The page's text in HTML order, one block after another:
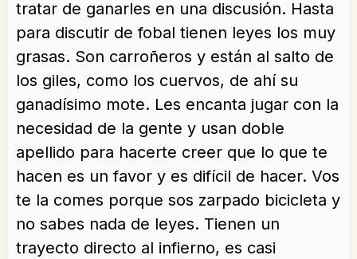
tratar de ganarles en una discusión. Hasta
para discutir de fobal tienen leyes los muy
grasas. Son carroñeros y están al salto de
los giles, como los cuervos, de ahí su
ganadísimo mote. Les encanta jugar con la
necesidad de la gente y usan doble
apellido para hacerte creer que lo que te
hacen es un favor y es difícil de hacer. Vos
te la comes porque sos zarpado bicicleta y
no sabes nada de leyes. Tienen un
trayecto directo al infierno, es casi